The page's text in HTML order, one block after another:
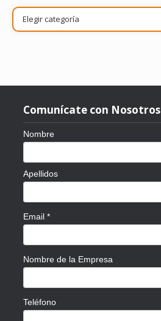
Publicaciones
por
tema
Comunícate con Nosotros
Nombre
Apellidos
Email *
Nombre de la Empresa
Teléfono